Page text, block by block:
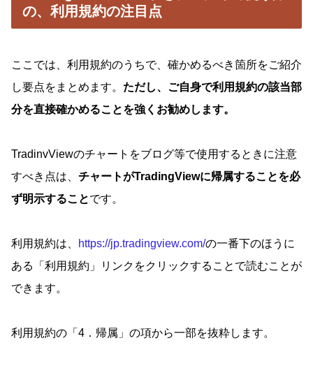
の、利用規約の注目点
ここでは、利用規約のうちで、確かめるべき箇所をご紹介
し要点をまとめます。 ただし、ご自身で利用規約の該当部
分を直接確かめることを強くお勧めします。
TradinvViewのチャートをブログ等で使用するときに注意
すべき点は、 チャートがTradingViewに帰属することを必
ず明示することです。
利用規約は、 https://jp.tradingview.com/の一番下のほうに
ある「利用規約」リンクをクリックすることで読むことが
できます。
利用規約の「4．帰属」の項から一部を抜粋します。